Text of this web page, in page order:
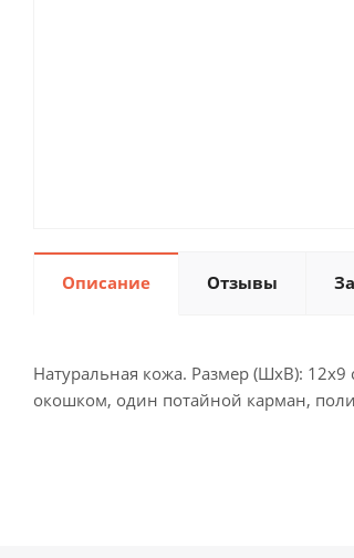
Описание Отзывы
Натуральная кожа. Размер (ШхВ):
окошком, один потайной карман,